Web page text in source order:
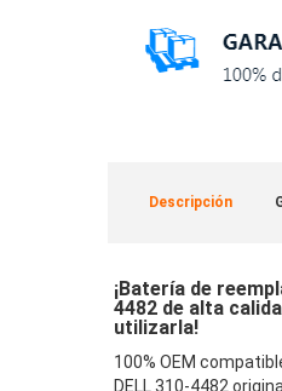
Descripción
¡Batería de
4482 de alta
utilizarla!
100% OEM
DELL 310-4482 original.